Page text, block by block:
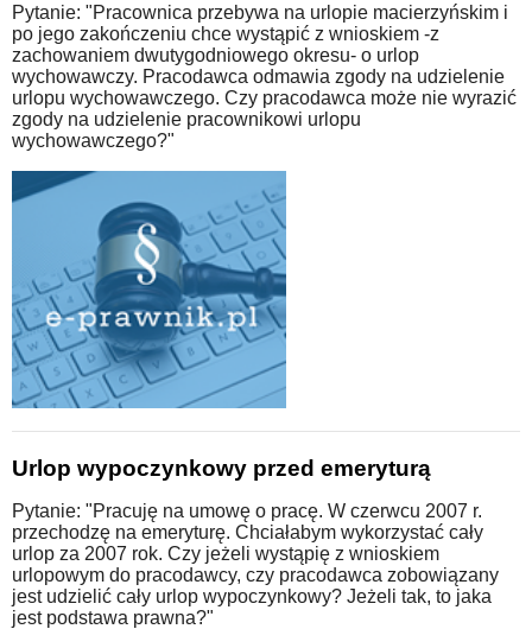
Pytanie: "Pracownica przebywa na urlopie macierzyńskim i
po jego zakończeniu chce wystąpić z wnioskiem -z
zachowaniem dwutygodniowego okresu- o urlop
wychowawczy. Pracodawca odmawia zgody na udzielenie
urlopu wychowawczego. Czy pracodawca może nie wyrazić
zgody na udzielenie pracownikowi urlopu
wychowawczego?"
Urlop wypoczynkowy przed emeryturą
Pytanie: "Pracuję na umowę o pracę. W czerwcu 2007 r.
przechodzę na emeryturę. Chciałabym wykorzystać cały
urlop za 2007 rok. Czy jeżeli wystąpię z wnioskiem
urlopowym do pracodawcy, czy pracodawca zobowiązany
jest udzielić cały urlop wypoczynkowy? Jeżeli tak, to jaka
jest podstawa prawna?"